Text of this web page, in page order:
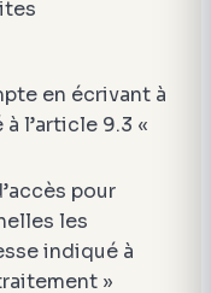
en écrivant à
l’article 9.3 «
pour
les
indiqué à
»